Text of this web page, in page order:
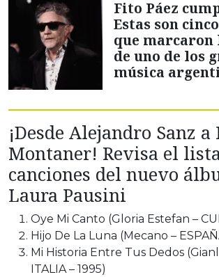
Fito Páez
Estas son
que
de uno de los
música
¡Desde Alejandro Sanz a
Montaner! Revisa el
canciones del nuevo
Laura Pausini
Oye Mi Canto (Gloria Estefan –
Hijo De La Luna (Mecano –
Mi Historia Entre Tus Dedos
ITALIA – 1995)